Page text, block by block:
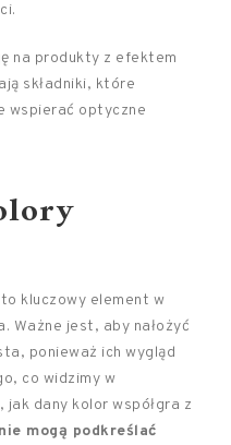
na produkty z efektem
składniki, które
wspierać optyczne
to kluczowy element w
Ważne jest, aby nałożyć
ponieważ ich wygląd
co widzimy w
jak dany kolor współgra z
mogą podkreślać